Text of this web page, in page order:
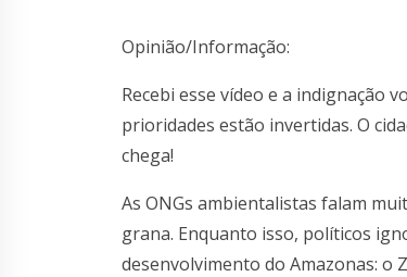
Opinião/Informação:
Recebi esse vídeo e a indignação
prioridades estão invertidas. O
chega!
As ONGs ambientalistas falam
grana. Enquanto isso, políticos
desenvolvimento do Amazonas: o